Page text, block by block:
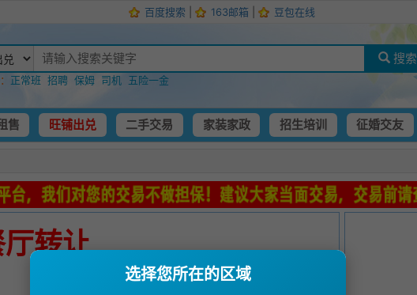
百度搜索 163邮箱 豆包在线
搜索
正常班 招聘 保姆 司机 五险一金
选择您所在的区域
售 旺铺出兑 二手交易 家装家政 招生培训 征婚交友
转让